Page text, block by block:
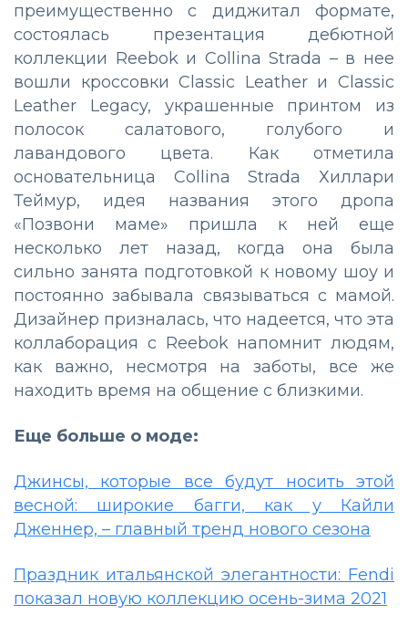
преимущественно с диджитал формате,
состоялась презентация дебютной
коллекции Reebok и Collina Strada – в нее
вошли кроссовки Classic Leather и Classic
Leather Legacy, украшенные принтом из
полосок салатового, голубого и
лавандового цвета. Как отметила
основательница Collina Strada Хиллари
Теймур, идея названия этого дропа
«Позвони маме» пришла к ней еще
несколько лет назад, когда она была
сильно занята подготовкой к новому шоу и
постоянно забывала связываться с мамой.
Дизайнер призналась, что надеется, что эта
коллаборация с Reebok напомнит людям,
как важно, несмотря на заботы, все же
находить время на общение с близкими.
Еще больше о моде:
Джинсы, которые все будут носить этой
весной: широкие багги, как у Кайли
Дженнер, – главный тренд нового сезона
Праздник итальянской элегантности: Fendi
показал новую коллекцию осень-зима 2021